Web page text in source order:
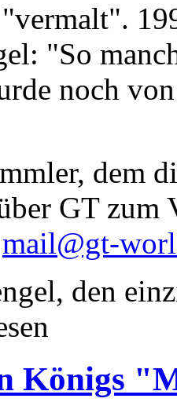
"So
noch
dem
GT zum
mail@gt-
den
Königs